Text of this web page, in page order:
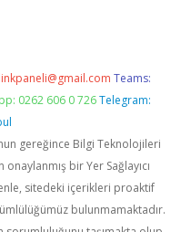
Teams:
0262 606 0 726 Telegram:
gereğince Bilgi Teknolojileri
bir Yer Sağlayıcı
sitedeki içerikleri proaktif
bulunmamaktadır.